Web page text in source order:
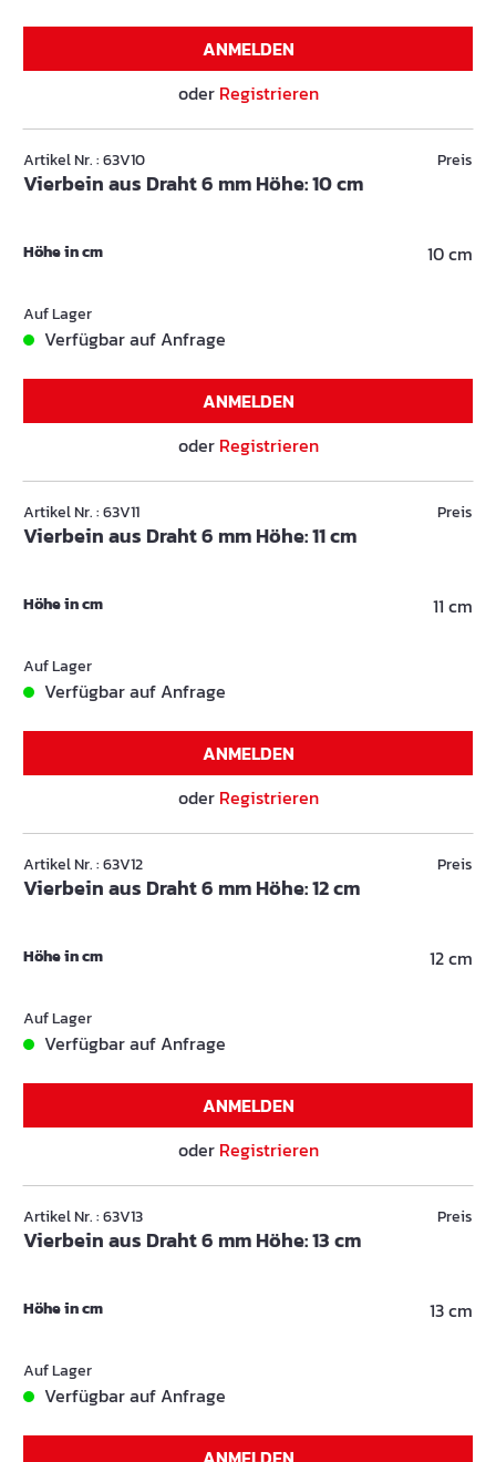
ANMELDEN
oder Registrieren
Artikel Nr. : 63V10
Vierbein aus Draht 6 mm Höhe: 10 cm
Preis
Höhe in cm 10 cm
Auf Lager
Verfügbar auf Anfrage
ANMELDEN
oder Registrieren
Artikel Nr. : 63V11
Vierbein aus Draht 6 mm Höhe: 11 cm
Preis
Höhe in cm 11 cm
Auf Lager
Verfügbar auf Anfrage
ANMELDEN
oder Registrieren
Artikel Nr. : 63V12
Vierbein aus Draht 6 mm Höhe: 12 cm
Preis
Höhe in cm 12 cm
Auf Lager
Verfügbar auf Anfrage
ANMELDEN
oder Registrieren
Artikel Nr. : 63V13
Vierbein aus Draht 6 mm Höhe: 13 cm
Preis
Höhe in cm 13 cm
Auf Lager
Verfügbar auf Anfrage